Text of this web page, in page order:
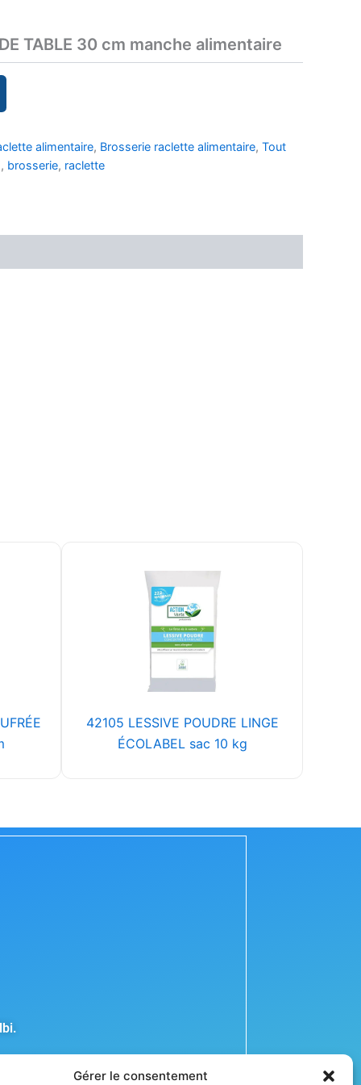
Gérer le consentement
TABLE 30 cm manche alimentaire
alimentaire, Brosserie raclette alimentaire, Tout
, brosserie, raclette
42105 LESSIVE POUDRE LINGE
ÉCOLABEL sac 10 kg